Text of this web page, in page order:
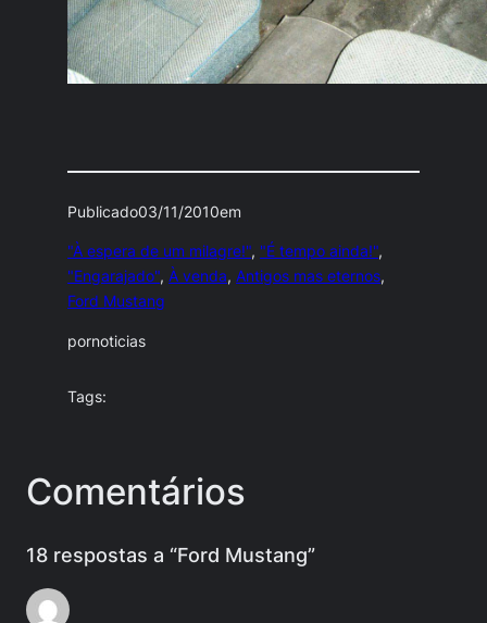
Publicado03/11/2010em
"À espera de um milagre!", "É tempo ainda!"
"Engarajado", À venda, Antigos mas eternos
Ford Mustang
pornoticias
Tags:
Comentários
18 respostas a “Ford Mustang”